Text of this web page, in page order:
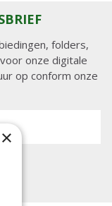
folders,
onze digitale
op conform onze
×